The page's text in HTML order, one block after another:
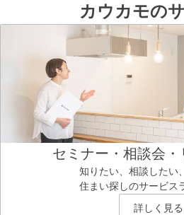
カウカモの
セミナー・相談会
知りたい、相談したい
住まい探しのサービス
詳しく見る